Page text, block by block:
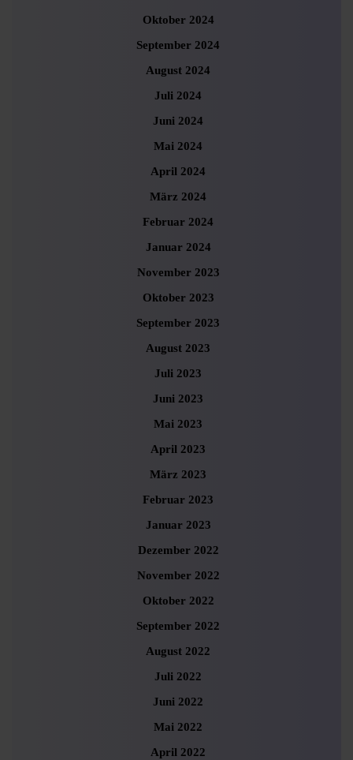
Oktober 2024
September 2024
August 2024
Juli 2024
Juni 2024
Mai 2024
April 2024
März 2024
Februar 2024
Januar 2024
November 2023
Oktober 2023
September 2023
August 2023
Juli 2023
Juni 2023
Mai 2023
April 2023
März 2023
Februar 2023
Januar 2023
Dezember 2022
November 2022
Oktober 2022
September 2022
August 2022
Juli 2022
Juni 2022
Mai 2022
April 2022